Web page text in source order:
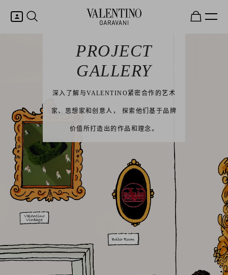
PROJECT
GALLERY
深入了解与VALENTINO紧密合作的艺术
家、思想家和创意人， 探索他们基于品牌
价值所打造出的作品和理念。